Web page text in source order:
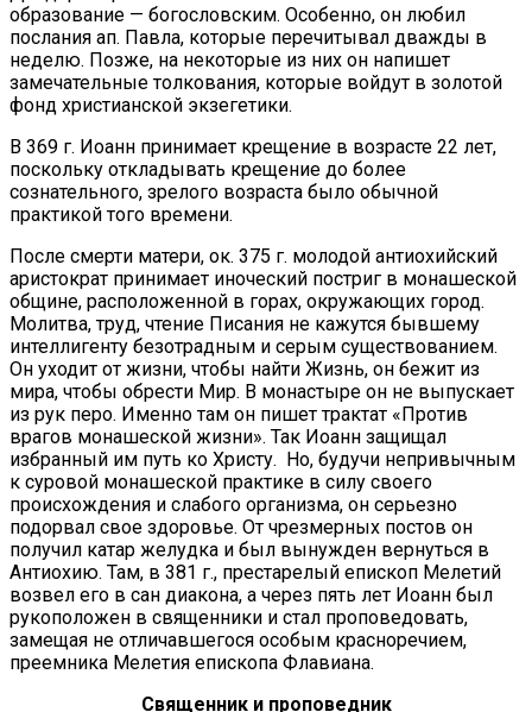
образование — богословским. Особенно, он любил
послания ап. Павла, которые перечитывал дважды в
неделю. Позже, на некоторые из них он напишет
замечательные толкования, которые войдут в золотой
фонд христианской экзегетики.
В 369 г. Иоанн принимает крещение в возрасте 22 лет,
поскольку откладывать крещение до более
сознательного, зрелого возраста было обычной
практикой того времени.
После смерти матери, ок. 375 г. молодой антиохийский
аристократ принимает иноческий постриг в монашеской
общине, расположенной в горах, окружающих город.
Молитва, труд, чтение Писания не кажутся бывшему
интеллигенту безотрадным и серым существованием.
Он уходит от жизни, чтобы найти Жизнь, он бежит из
мира, чтобы обрести Мир. В монастыре он не выпускает
из рук перо. Именно там он пишет трактат «Против
врагов монашеской жизни». Так Иоанн защищал
избранный им путь ко Христу. Но, будучи непривычным
к суровой монашеской практике в силу своего
происхождения и слабого организма, он серьезно
подорвал свое здоровье. От чрезмерных постов он
получил катар желудка и был вынужден вернуться в
Антиохию. Там, в 381 г., престарелый епископ Мелетий
возвел его в сан диакона, а через пять лет Иоанн был
рукоположен в священники и стал проповедовать,
замещая не отличавшегося особым красноречием,
преемника Мелетия епископа Флавиана.
Священник и проповедник